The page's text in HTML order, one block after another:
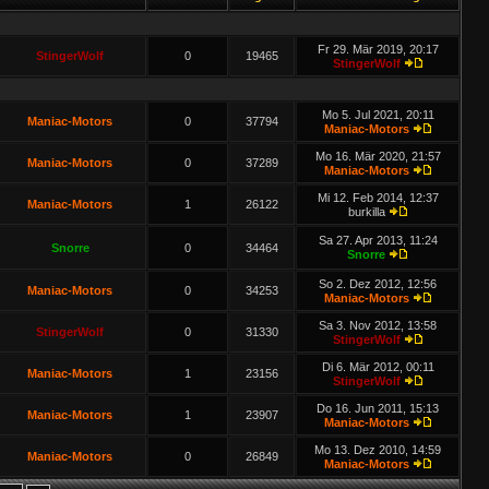
StingerWolf 0 19465
Fr 29. Mär 2019, 20:17
StingerWolf
Maniac-Motors 0 37794
Mo 5. Jul 2021, 20:11
Maniac-Motors
Maniac-Motors 0 37289
Mo 16. Mär 2020, 21:57
Maniac-Motors
Maniac-Motors 1 26122
Mi 12. Feb 2014, 12:37
burkilla
Snorre 0 34464
Sa 27. Apr 2013, 11:24
Snorre
Maniac-Motors 0 34253
So 2. Dez 2012, 12:56
Maniac-Motors
StingerWolf 0 31330
Sa 3. Nov 2012, 13:58
StingerWolf
Maniac-Motors 1 23156
Di 6. Mär 2012, 00:11
StingerWolf
Maniac-Motors 1 23907
Do 16. Jun 2011, 15:13
Maniac-Motors
Maniac-Motors 0 26849
Mo 13. Dez 2010, 14:59
Maniac-Motors